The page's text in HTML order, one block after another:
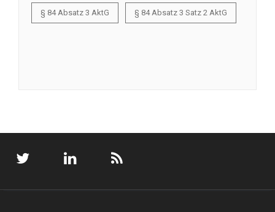
§ 84 Absatz 3 AktG § 84 Absatz 3 Satz 2 AktG